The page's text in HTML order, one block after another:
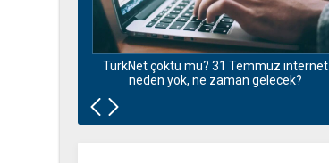
TürkNet çöktü mü? 31 Temmuz internet
neden yok, ne zaman gelecek?